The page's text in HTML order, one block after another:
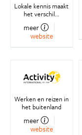
Lokale kennis maakt
het verschil...
meer
website
Werken en reizen in
het buitenland
meer
website